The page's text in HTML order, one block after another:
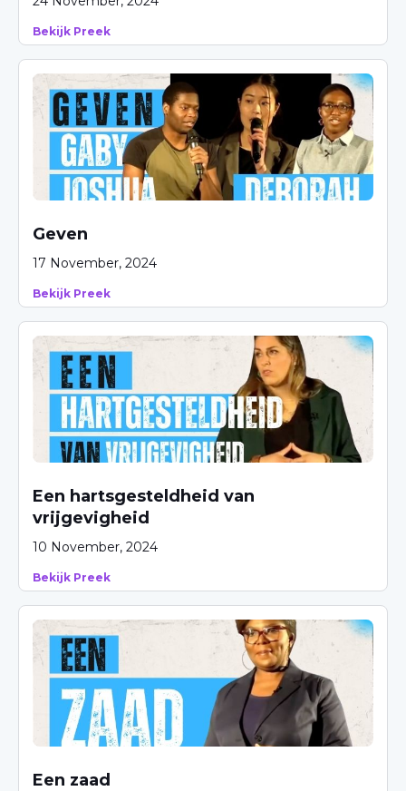
Bekijk Preek
Geven
17 November, 2024
Bekijk Preek
Een hartsgesteldheid van
vrijgevigheid
10 November, 2024
Bekijk Preek
Een zaad